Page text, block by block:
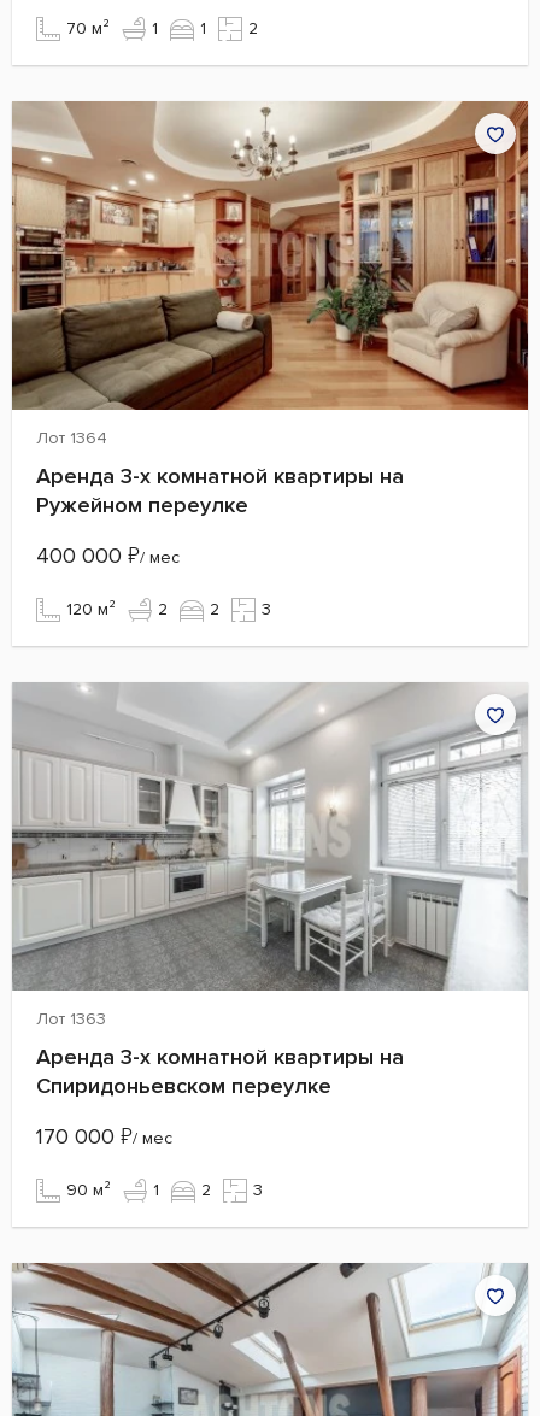
70 м² 1 1 2
Лот 1364
Аренда 3-х комнатной квартиры на
Ружейном переулке
400 000 ₽/ мес
120 м² 2 2 3
Лот 1363
Аренда 3-х комнатной квартиры на
Спиридоньевском переулке
170 000 ₽/ мес
90 м² 1 2 3